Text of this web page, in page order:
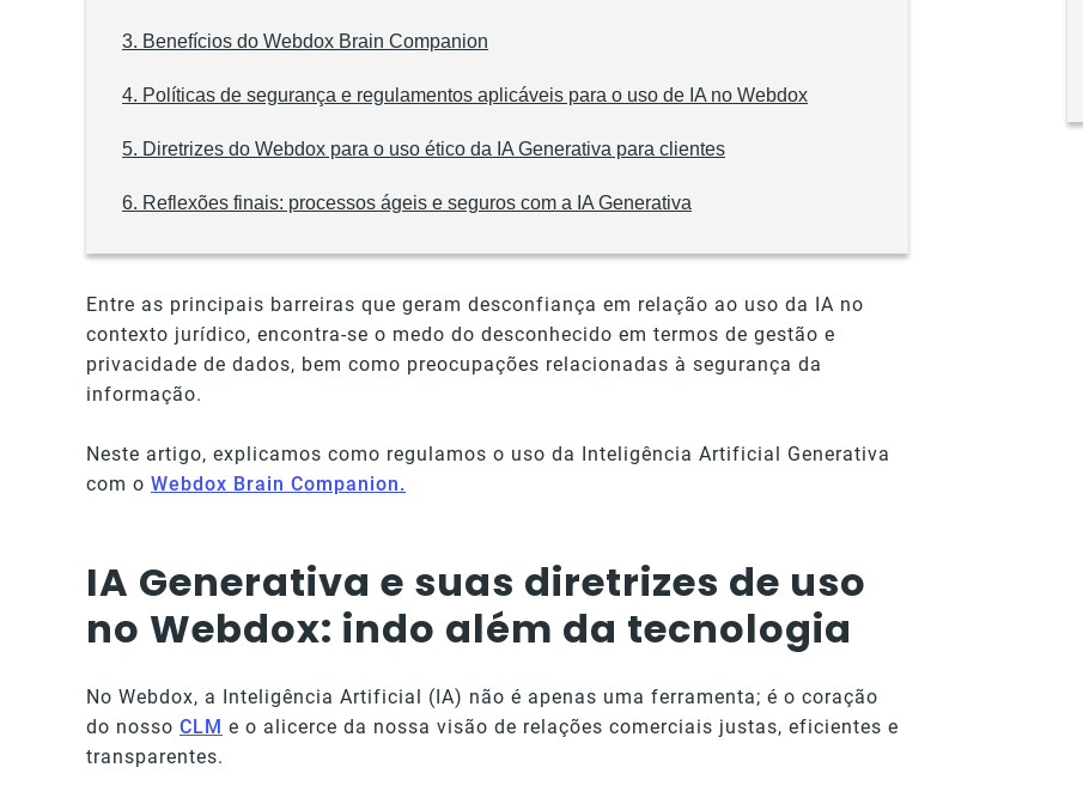
3. Benefícios do Webdox Brain Companion
4. Políticas de segurança e regulamentos aplicáveis para o uso de IA no Webdox
5. Diretrizes do Webdox para o uso ético da IA Generativa para clientes
6. Reflexões finais: processos ágeis e seguros com a IA Generativa
Entre as principais barreiras que geram desconfiança em relação ao uso da IA no
contexto jurídico, encontra-se o medo do desconhecido em termos de gestão e
privacidade de dados, bem como preocupações relacionadas à segurança da
informação.
Neste artigo, explicamos como regulamos o uso da Inteligência Artificial Generativa
com o Webdox Brain Companion.
IA Generativa e suas diretrizes de uso
no Webdox: indo além da tecnologia
No Webdox, a Inteligência Artificial (IA) não é apenas uma ferramenta; é o coração
do nosso CLM e o alicerce da nossa visão de relações comerciais justas, eficientes e
transparentes.